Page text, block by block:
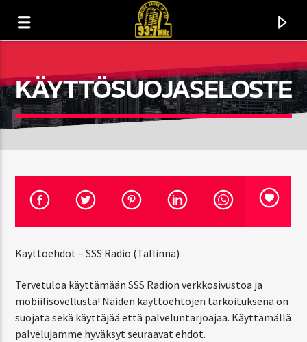
CURRENT TRACK
TITLE
ARTIST
KÄYTTÖSUOJASELOSTE
Käyttöehdot – SSS Radio (Tallinna)
Tervetuloa käyttämään SSS Radion verkkosivustoa ja
mobiilisovellusta! Näiden käyttöehtojen tarkoituksena on
suojata sekä käyttäjää että palveluntarjoajaa. Käyttämällä
palvelujamme hyväksyt seuraavat ehdot.